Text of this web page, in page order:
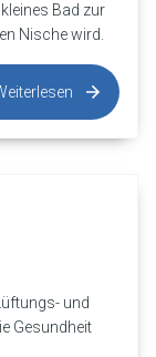
Bad zur
Nische wird.
und
Gesundheit